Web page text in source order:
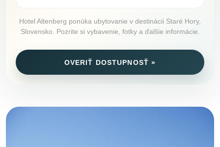
Hotel Altenberg ponúka ubytovanie v destinácii Staré Hory,
Slovensko. Pozrite si vybavenie, fotky a ďalšie informácie.
OVERIŤ DOSTUPNOSŤ »